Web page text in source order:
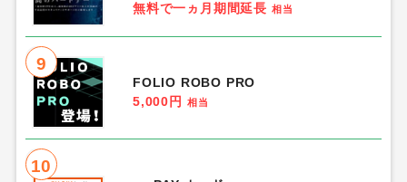
無料で一ヵ月期間延長 相当
9
FOLIO ROBO PRO
5,000円
相当
10